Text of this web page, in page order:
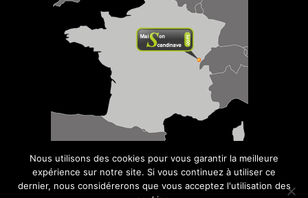
Nous utilisons des cookies pour vous garantir la meilleure
expérience sur notre site. Si vous continuez à utiliser ce
dernier, nous considérerons que vous acceptez l'utilisation des